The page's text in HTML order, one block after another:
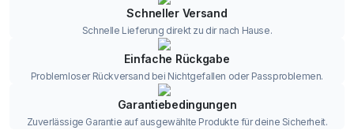
Schneller Versand
Schnelle Lieferung direkt zu dir nach Hause.
Einfache Rückgabe
Problemloser Rückversand bei Nichtgefallen oder Passproblemen.
Garantiebedingungen
Zuverlässige Garantie auf ausgewählte Produkte für deine Sicherheit.